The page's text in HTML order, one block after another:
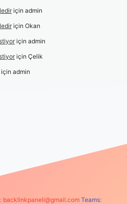
için admin
için Okan
için admin
için Çelik
için admin
backlinkpaneli@gmail.com Teams: